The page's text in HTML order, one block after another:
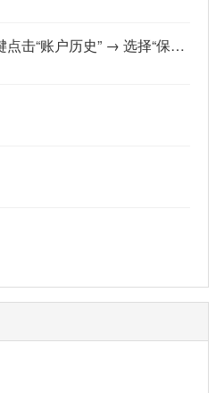
1准备数据在MT4中，右键点击“账户历史” → 选择“保存为详细户口结单” → 保存为一个HTML文件。用Excel打开这个HTML文件，或者打开它并复制全部内容，粘贴到一个空白Excel工作表中。2使用你的.xlsm文件打开你已经保存好的“MT4报表合并神器.xlsm”文件。将上一步中未处理的两行数据，复制并粘贴到这个.xlsm文件的第一个工作表中。3运行宏在Excel中，按快捷键 Alt + F8 打开“宏”对话框。选择名为 MergeMT4Statement_Ultimate 的宏，然后点击“执行”或“运行”。4完成宏运行后，你会发现原本错位成两行的数据，已经自动合并成一行了。